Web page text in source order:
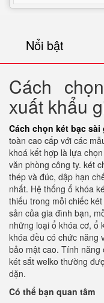
Nổi bật
Cách
xuất khẩu
Cách chọn két bạc
toàn cao cấp với các
khoá kết hợp là lựa
văn phòng công ty. két
thép và đúc, dập hạn
nhất. Hệ thống ổ khóa
thiếu trong mỗi chiếc
sản của gia đình bạn,
những loại ổ khóa cơ, ổ
khóa đều có chức năng
bảo mật cao. Tính
két sắt welko thường
dặn.
Có thể bạn quan tâm